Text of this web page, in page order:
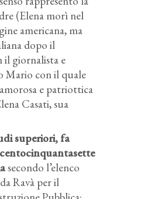
(Elena morì nel
americana, ma
dopo il
giornalista e
Mario con il quale
e patriottica
Casati, sua
superiori, fa
secondo l’elenco
Ravà per il